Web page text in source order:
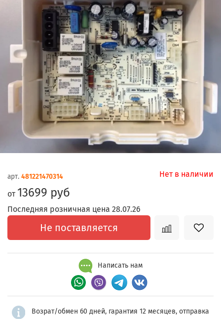
арт. 481221470314 Нет в наличии
от 13699 руб
Последняя розничная цена 28.07.26
Не поставляется
Написать нам
Возрат/обмен 60 дней, гарантия 12 месяцев, отправка